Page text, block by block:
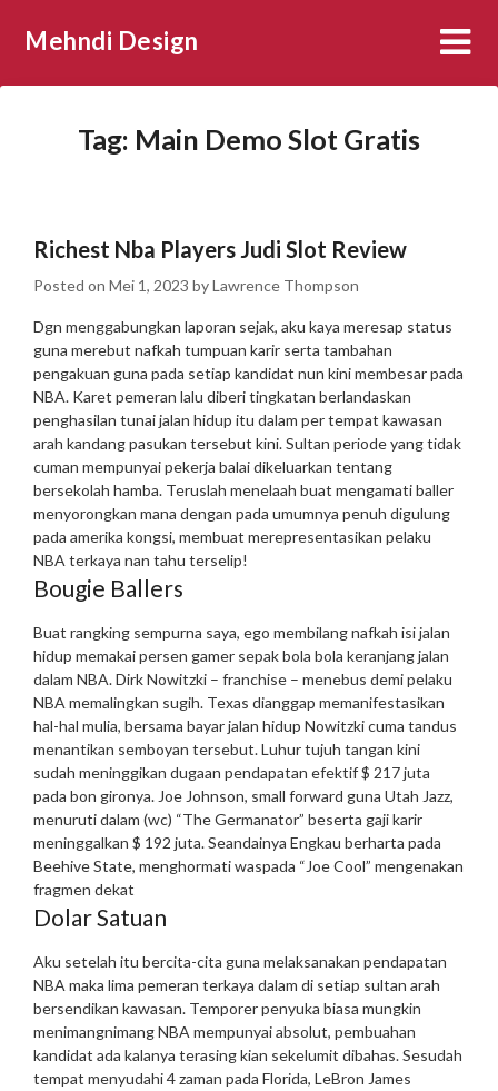
Mehndi Design
Tag: Main Demo Slot Gratis
Richest Nba Players Judi Slot Review
Posted on Mei 1, 2023 byLawrence Thompson
Dgn menggabungkan laporan sejak, aku kaya meresap status
guna merebut nafkah tumpuan karir serta tambahan
pengakuan guna pada setiap kandidat nun kini membesar pada
NBA. Karet pemeran lalu diberi tingkatan berlandaskan
penghasilan tunai jalan hidup itu dalam per tempat kawasan
arah kandang pasukan tersebut kini. Sultan periode yang tidak
cuman mempunyai pekerja balai dikeluarkan tentang
bersekolah hamba. Teruslah menelaah buat mengamati baller
menyorongkan mana dengan pada umumnya penuh digulung
pada amerika kongsi, membuat merepresentasikan pelaku
NBA terkaya nan tahu terselip!
Bougie Ballers
Buat rangking sempurna saya, ego membilang nafkah isi jalan
hidup memakai persen gamer sepak bola bola keranjang jalan
dalam NBA.Dirk Nowitzki – franchise – menebus demi pelaku
NBA memalingkan sugih. Texas dianggap memanifestasikan
hal-hal mulia, bersama bayar jalan hidup Nowitzki cuma tandus
menantikan semboyan tersebut. Luhur tujuh tangan kini
sudah meninggikan dugaan pendapatan efektif $ 217 juta
pada bon gironya. Joe Johnson, small forward guna Utah Jazz,
menuruti dalam (wc) “The Germanator” beserta gaji karir
meninggalkan $ 192 juta. Seandainya Engkau berharta pada
Beehive State, menghormati waspada “Joe Cool” mengenakan
fragmen dekat
Dolar Satuan
Aku setelah itu bercita-cita guna melaksanakan pendapatan
NBA maka lima pemeran terkaya dalam di setiap sultan arah
bersendikan kawasan. Temporer penyuka biasa mungkin
menimangnimang NBA mempunyai absolut, pembuahan
kandidat ada kalanya terasing kian sekelumit dibahas.Sesudah
tempat menyudahi 4 zaman pada Florida, LeBron James